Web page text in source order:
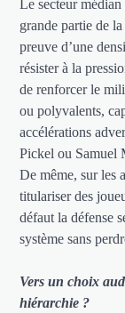
Le secteur
grande partie de
preuve d’une
résister à la
de renforcer le
ou polyvalents,
accélérations
Pickel ou Samuel
De même, sur les
titulariser des
défaut la défense
système sans
Vers un choix
hiérarchie ?